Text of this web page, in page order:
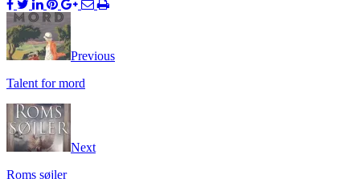
Previous
Talent for mord
Next
Roms søjler